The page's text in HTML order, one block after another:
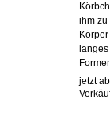
ihm zu
jetzt ab